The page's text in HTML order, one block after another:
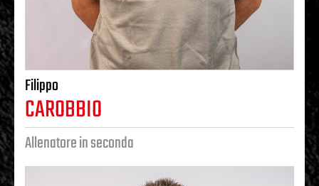
Filippo
CAROBBIO
Allenatore in seconda